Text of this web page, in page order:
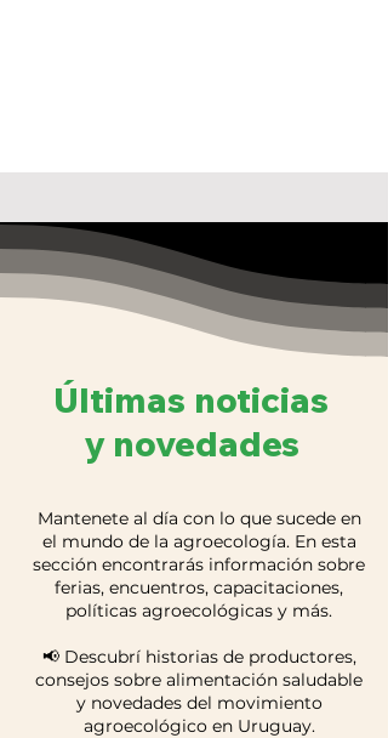
Últimas noticias
y novedades
Mantenete al día con lo que sucede en
el mundo de la agroecología. En esta
sección encontrarás información sobre
ferias, encuentros, capacitaciones,
políticas agroecológicas y más.
📢 Descubrí historias de productores,
consejos sobre alimentación saludable
y novedades del movimiento
agroecológico en Uruguay.